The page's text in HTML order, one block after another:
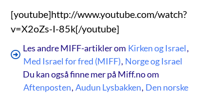
[youtube]http://www.youtube.com/watch?
v=X2oZs-I-85k[/youtube]
Les andre MIFF-artikler om Kirken og Israel,
Med Israel for fred (MIFF), Norge og Israel
Du kan også finne mer på Miff.no om
Aftenposten, Audun Lysbakken, Den norske